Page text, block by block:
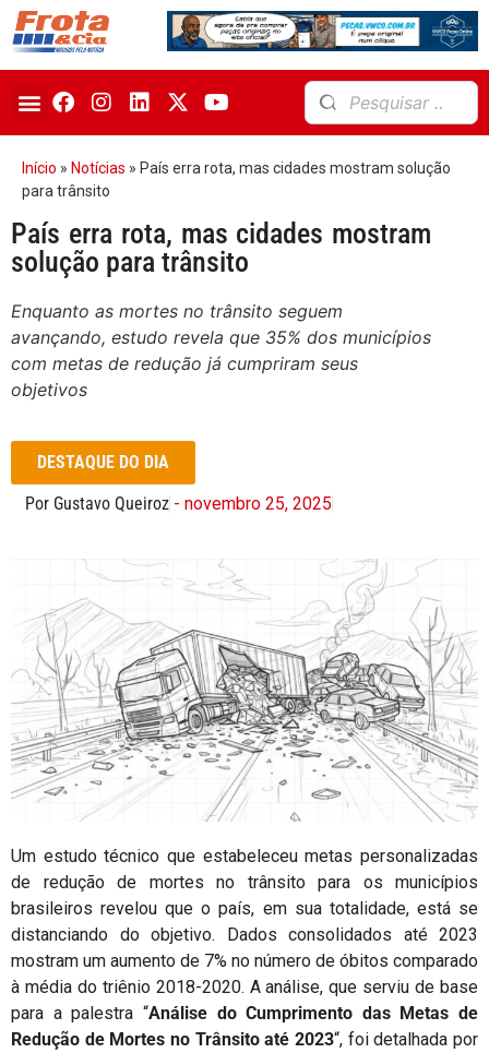
Início » Notícias » País erra rota, mas cidades mostram solução
para trânsito
País erra rota, mas cidades mostram
solução para trânsito
Enquanto as mortes no trânsito seguem
avançando, estudo revela que 35% dos municípios
com metas de redução já cumpriram seus
objetivos
DESTAQUE DO DIA
Por Gustavo Queiroz - novembro 25, 2025
Um estudo técnico que estabeleceu metas personalizadas
de redução de mortes no trânsito para os municípios
brasileiros revelou que o país, em sua totalidade, está se
distanciando do objetivo. Dados consolidados até 2023
mostram um aumento de 7% no número de óbitos comparado
à média do triênio 2018-2020. A análise, que serviu de base
para a palestra “Análise do Cumprimento das Metas de
Redução de Mortes no Trânsito até 2023“, foi detalhada por